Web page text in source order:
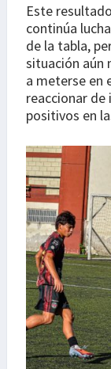
Este
continúa
de la tabla,
situación aún
a meterse en
reaccionar
positivos en